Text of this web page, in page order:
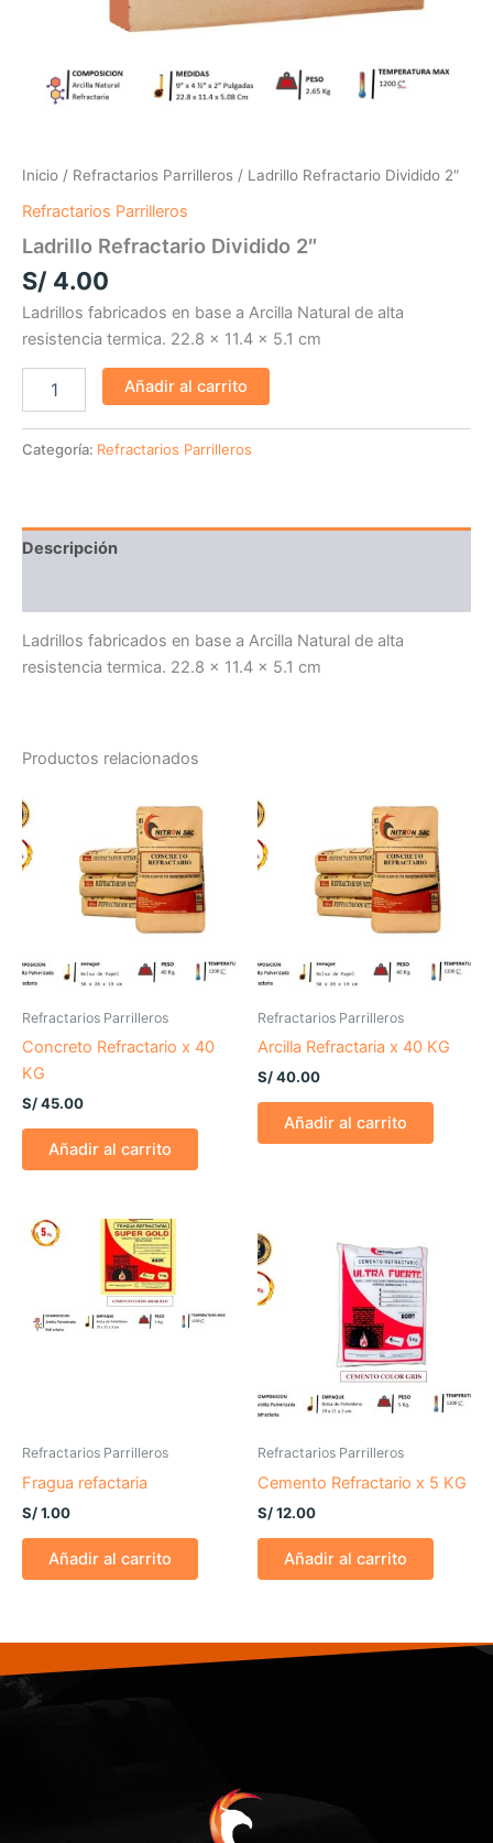
Inicio / Refractarios Parrilleros / Ladrillo Refractario Dividido 2″
Refractarios Parrilleros
Ladrillo Refractario Dividido 2″
S/ 4.00
Ladrillos fabricados en base a Arcilla Natural de alta
resistencia termica. 22.8 x 11.4 x 5.1 cm
Añadir al carrito
Categoría: Refractarios Parrilleros
Descripción
Ladrillos fabricados en base a Arcilla Natural de alta
resistencia termica. 22.8 x 11.4 x 5.1 cm
Productos relacionados
Refractarios Parrilleros
Concreto Refractario x 40
KG
S/45.00
Añadir al carrito
Refractarios Parrilleros
Arcilla Refractaria x 40 KG
S/40.00
Añadir al carrito
Refractarios Parrilleros
Fragua refactaria
S/1.00
Añadir al carrito
Refractarios Parrilleros
Cemento Refractario x 5 KG
S/12.00
Añadir al carrito